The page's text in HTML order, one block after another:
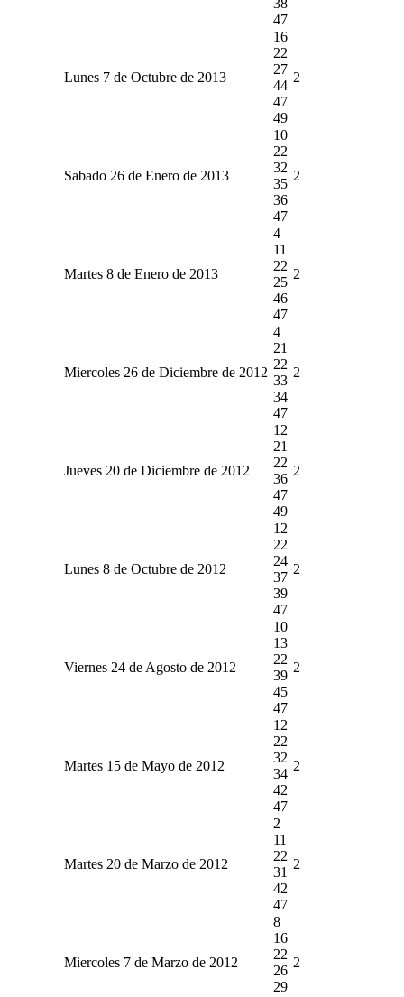
47
Lunes 7 de Octubre de 2013
16
22
27
44
47
49
2
Sabado 26 de Enero de 2013
10
22
32
35
36
47
2
Martes 8 de Enero de 2013
4
11
22
25
46
47
2
Miercoles 26 de Diciembre de 2012
4
21
22
33
34
47
2
Jueves 20 de Diciembre de 2012
12
21
22
36
47
49
2
Lunes 8 de Octubre de 2012
12
22
24
37
39
47
2
Viernes 24 de Agosto de 2012
10
13
22
39
45
47
2
Martes 15 de Mayo de 2012
12
22
32
34
42
47
2
Martes 20 de Marzo de 2012
2
11
22
31
42
47
2
Miercoles 7 de Marzo de 2012
8
16
22
26
29
2